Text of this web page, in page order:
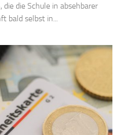
die Schule in absehbarer
bald selbst in...